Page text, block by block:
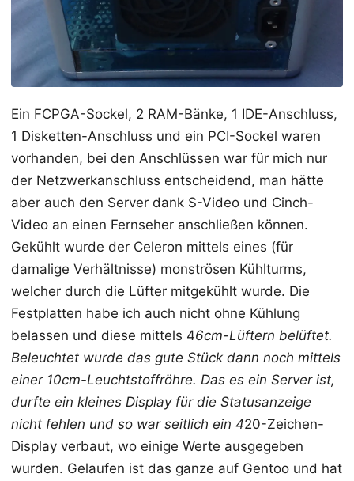
Ein FCPGA-Sockel, 2 RAM-Bänke, 1 IDE-Anschluss,
1 Disketten-Anschluss und ein PCI-Sockel waren
vorhanden, bei den Anschlüssen war für mich nur
der Netzwerkanschluss entscheidend, man hätte
aber auch den Server dank S-Video und Cinch-
Video an einen Fernseher anschließen können.
Gekühlt wurde der Celeron mittels eines (für
damalige Verhältnisse) monströsen Kühlturms,
welcher durch die Lüfter mitgekühlt wurde. Die
Festplatten habe ich auch nicht ohne Kühlung
belassen und diese mittels 46cm-Lüftern belüftet.
Beleuchtet wurde das gute Stück dann noch mittels
einer 10cm-Leuchtstoffröhre. Das es ein Server ist,
durfte ein kleines Display für die Statusanzeige
nicht fehlen und so war seitlich ein 420-Zeichen-
Display verbaut, wo einige Werte ausgegeben
wurden. Gelaufen ist das ganze auf Gentoo und hat